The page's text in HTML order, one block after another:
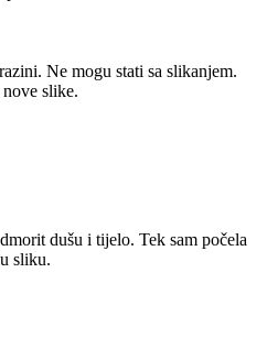
Ne mogu stati sa slikanjem.
slike.
dušu i tijelo. Tek sam počela
sliku.